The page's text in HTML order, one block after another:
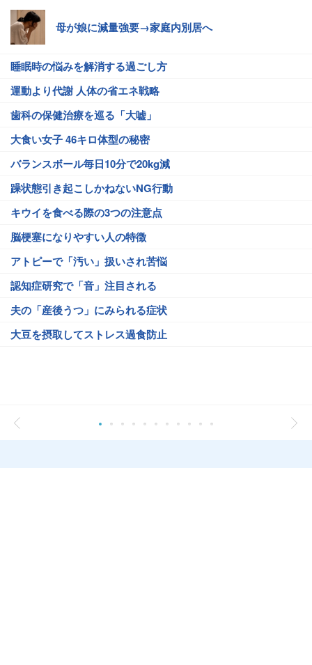
母が娘に減量強要→家庭内別居へ
睡眠時の悩みを解消する過ごし方
運動より代謝 人体の省エネ戦略
歯科の保健治療を巡る「大嘘」
大食い女子 46キロ体型の秘密
バランスボール毎日10分で20kg減
躁状態引き起こしかねないNG行動
キウイを食べる際の3つの注意点
脳梗塞になりやすい人の特徴
アトピーで「汚い」扱いされ苦悩
認知症研究で「音」注目される
夫の「産後うつ」にみられる症状
大豆を摂取してストレス過食防止